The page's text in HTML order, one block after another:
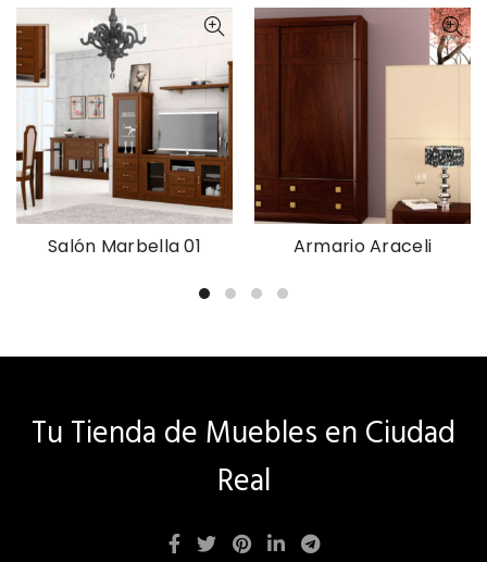
Salón Marbella 01 Armario Araceli
Tu Tienda de Muebles en Ciudad
Real